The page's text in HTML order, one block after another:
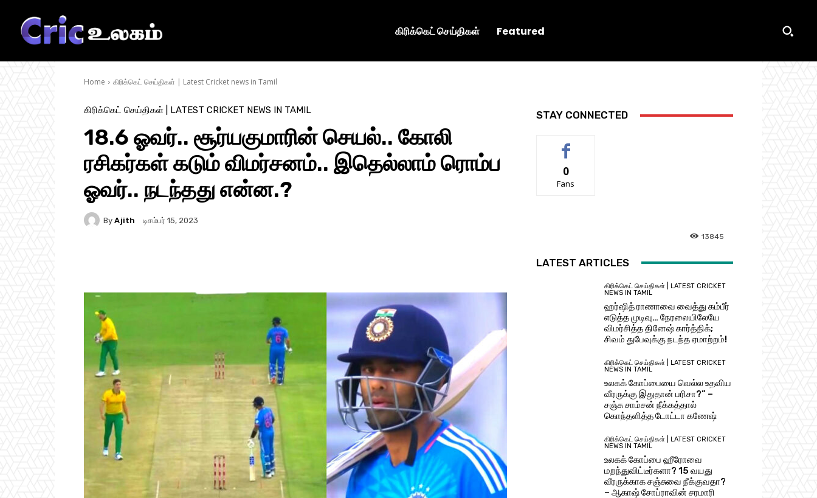
கிரிக்கெட் செய்திகள் Featured
Home கிரிக்கெட் செய்திகள் | Latest Cricket news in Tamil
கிரிக்கெட் செய்திகள் | LATEST CRICKET NEWS IN TAMIL
18.6 ஓவர்.. சூர்யகுமாரின் செயல்.. கோலி
ரசிகர்கள் கடும் விமர்சனம்.. இதெல்லாம் ரொம்ப
ஓவர்.. நடந்தது என்ன.?
By Ajith டிசம்பர் 15, 2023
STAY CONNECTED
0
Fans
13845
LATEST ARTICLES
கிரிக்கெட் செய்திகள் | LATEST CRICKET
NEWS IN TAMIL
ஹர்ஷித் ராணாவை வைத்து கம்பீர்
எடுத்த முடிவு… நேரலையிலேயே
விமர்சித்த தினேஷ் கார்த்திக்;
சிவம் துபேவுக்கு நடந்த ஏமாற்றம்!
கிரிக்கெட் செய்திகள் | LATEST CRICKET
NEWS IN TAMIL
உலகக் கோப்பையை வெல்ல உதவிய
வீரருக்கு இதுதான் பரிசா?” –
சஞ்சு சாம்சன் நீக்கத்தால்
கொந்தளித்த டோட்டா கணேஷ்
கிரிக்கெட் செய்திகள் | LATEST CRICKET
NEWS IN TAMIL
உலகக் கோப்பை ஹீரோவை
மறந்துவிட்டீர்களா? 15 வயது
வீரருக்காக சஞ்சுவை நீக்குவதா?
– ஆகாஷ் சோப்ராவின் சரமாரி